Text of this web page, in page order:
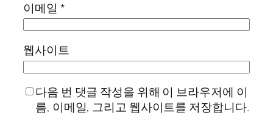
이메일 *
웹사이트
다음 번 댓글 작성을 위해 이 브라우저에 이
름, 이메일, 그리고 웹사이트를 저장합니다.